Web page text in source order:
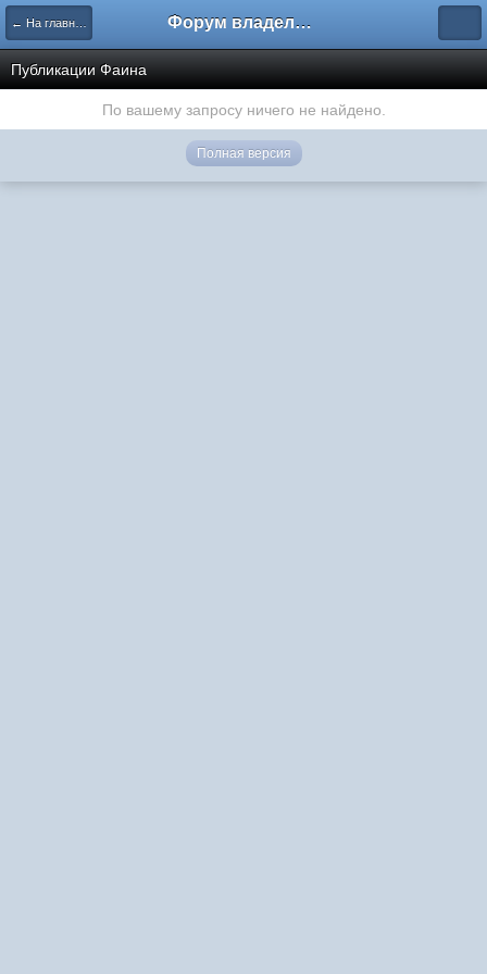
← На главную Форум владельцев интернет-магазинов
Публикации Фаина
По вашему запросу ничего не найдено.
Полная версия